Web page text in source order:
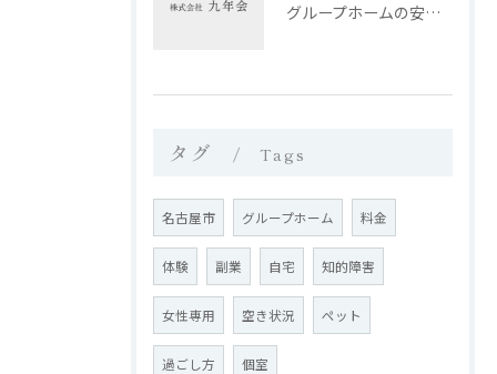
グループホームの安心な生活環境と入居サポート
タグ Tags
名古屋市 グループホーム 料金
体験 副業 自宅 知的障害
女性専用 空き状況 ペット
過ごし方 個室